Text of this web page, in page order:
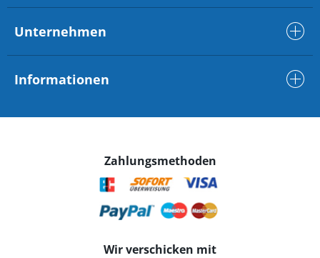
Unternehmen
Informationen
Zahlungsmethoden
Wir verschicken mit